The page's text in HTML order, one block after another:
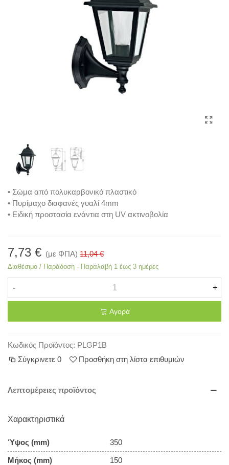
• Σώμα από πολυκαρβονικό πλαστικό
• Πυρίμαχο διαφανές γυαλί 4mm
• Ειδική προστασία ενάντια στη UV ακτινοβολία
7,73 € (με ΦΠΑ) 11,04 €
Διαθέσιμο / Παράδοση - Παραλαβή 1 έως 3 ημέρες
- +
Αγορά
Κωδικός Προϊόντος: PLGP1B
Σύγκρινετε 0 Προσθήκη στη λίστα επιθυμιών
Λεπτομέρειες προϊόντος
Χαρακτηριστικά
Ύψος (mm) 350
Μήκος (mm) 150